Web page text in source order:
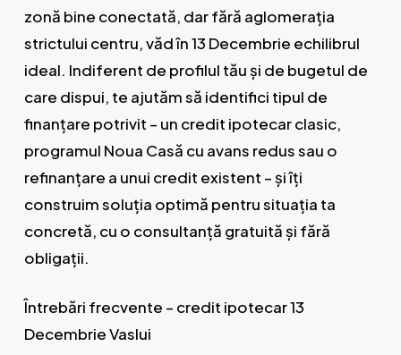
zonă bine conectată, dar fără aglomerația
strictului centru, văd în 13 Decembrie echilibrul
ideal. Indiferent de profilul tău și de bugetul de
care dispui, te ajutăm să identifici tipul de
finanțare potrivit – un credit ipotecar clasic,
programul Noua Casă cu avans redus sau o
refinanțare a unui credit existent – și îți
construim soluția optimă pentru situația ta
concretă, cu o consultanță gratuită și fără
obligații.
Întrebări frecvente – credit ipotecar 13
Decembrie Vaslui